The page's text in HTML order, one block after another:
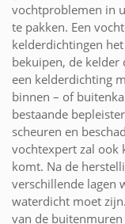
vochtproblemen in
te pakken. Een
kelderdichtingen
bekuipen, de
een kelderdichting
binnen – of
bestaande
scheuren en
vochtexpert zal ook
komt. Na de
verschillende lagen
waterdicht moet
van de